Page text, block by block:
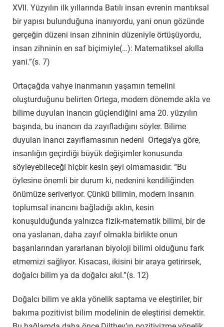
XVII. Yüzyılın ilk yıllarında Batılı insan evrenin mantıksal
bir yapısı bulunduğuna inanıyordu, yani onun gözünde
gerçeğin düzeni insan zihninin düzeniyle örtüşüyordu,
insan zihninin en saf biçimiyle(…): Matematiksel akılla
yani.”(s. 7)
Ortaçağda vahye inanmanın yaşamın temelini
oluşturduğunu belirten Ortega, modern dönemde akla ve
bilime duyulan inancın güçlendiğini ama 20. yüzyılın
başında, bu inancın da zayıfladığını söyler. Bilime
duyulan inancı zayıflamasının nedeni Ortega’ya göre,
insanlığın geçirdiği büyük değişimler konusunda
söyleyebileceği hiçbir kesin şeyi olmamasıdır. “Bu
öylesine önemli bir durum ki, nedenini kendiliğinden
önümüze seriveriyor. Çünkü bilimin, modern insanın
toplumsal inancını bağladığı aklın, kesin
konuşulduğunda yalnızca fizik-matematik bilimi, bir de
ona yaslanan, daha zayıf olmakla birlikte onun
başarılarından yararlanan biyoloji bilimi olduğunu fark
etmemizi sağlıyor. Kısacası, ikisini bir araya getirirsek,
doğalcı bilim ya da doğalcı akıl.”(s. 12)
Doğalcı bilim ve akla yönelik saptama ve eleştiriler, bir
bakıma pozitivist bilim modelinin de eleştirisi demektir.